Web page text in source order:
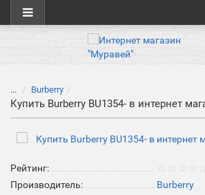
... Burberry
Купить Burberry BU1354- в интернет
Рейтинг:
Производитель:
Burberry